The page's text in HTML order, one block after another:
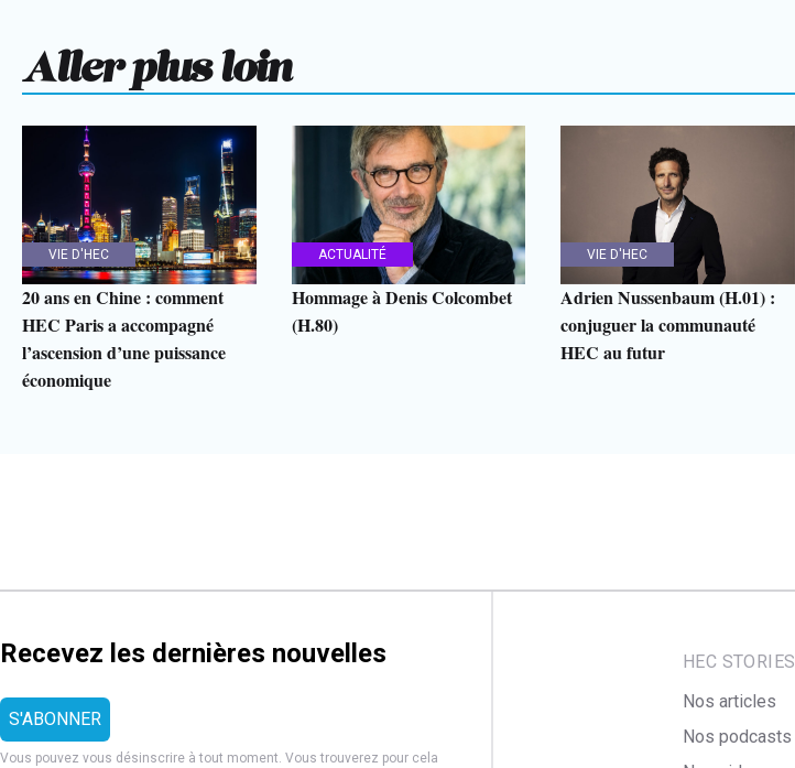
Aller plus loin
VIE D'HEC
20 ans en Chine : comment
HEC Paris a accompagné
l’ascension d’une puissance
économique
ACTUALITÉ
Hommage à Denis Colcombet
(H.80)
VIE D'HEC
Adrien Nussenbaum (H.01) :
conjuguer la communauté
HEC au futur
Recevez les dernières nouvelles
Vous pouvez vous désinscrire à tout moment. Vous trouverez pour cela
HEC STORIES
Nos articles
Nos podcasts